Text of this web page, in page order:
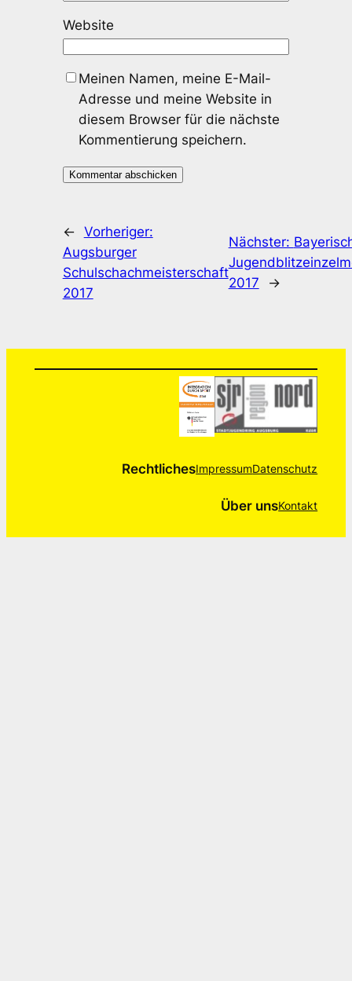
Website
Meinen Namen, meine E-Mail-
Adresse und meine Website in
diesem Browser für die nächste
Kommentierung speichern.
← Vorheriger:
Augsburger
Schulschachmeisterschaft
2017
Nächster:
2017
→
RechtlichesImpressumDatenschutz
Über unsKontakt